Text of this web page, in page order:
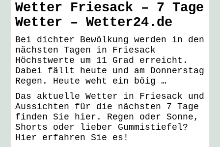
Wetter Friesack – 7 Tage
Wetter – Wetter24.de
Bei dichter Bewölkung werden in den
nächsten Tagen in Friesack
Höchstwerte um 11 Grad erreicht.
Dabei fällt heute und am Donnerstag
Regen. Heute weht ein böig …
Das aktuelle Wetter in Friesack und
Aussichten für die nächsten 7 Tage
finden Sie hier. Regen oder Sonne,
Shorts oder lieber Gummistiefel?
Hier erfahren Sie es!